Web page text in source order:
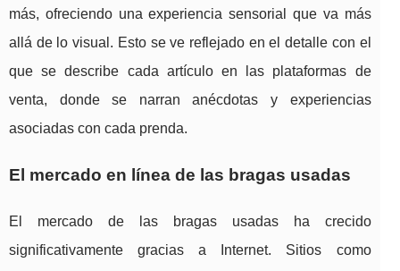
más, ofreciendo una experiencia sensorial que va más
allá de lo visual. Esto se ve reflejado en el detalle con el
que se describe cada artículo en las plataformas de
venta, donde se narran anécdotas y experiencias
asociadas con cada prenda.
El mercado en línea de las bragas usadas
El mercado de las bragas usadas ha crecido
significativamente gracias a Internet. Sitios como